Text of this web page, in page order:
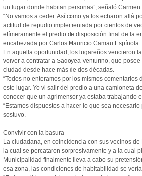
un lugar donde habitan personas”, señaló
“No vamos a ceder. Así como ya los echaron allá
actitud de repudio implementada por cientos de
efímeramente el predio de disposición final de la
encabezada por Carlos Mauricio Camau Espínola.
En aquella oportunidad, los lugareños vencieron
volver a contratar a Sadoyea Venturino, que
ciudad desde hace más de dos décadas.
“Todos no enteramos por los mismos
este lugar. Yo vi salir del predio a una camioneta
conocer que un agrimensor ya estaba trabajando
“Estamos dispuestos a hacer lo que sea
sostuvo.
Convivir con la basura
La ciudadana, en coincidencia con sus vecinos
la cual se percataron sorpresivamente y a la cual
Municipalidad finalmente lleva a cabo su
esa zona, las condiciones de habitabilidad se